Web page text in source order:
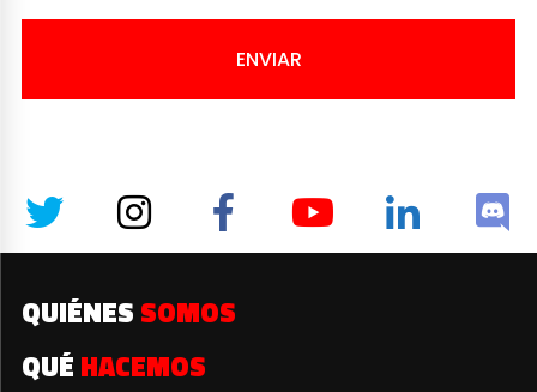
ENVIAR
QUIÉNES SOMOS
QUÉ HACEMOS